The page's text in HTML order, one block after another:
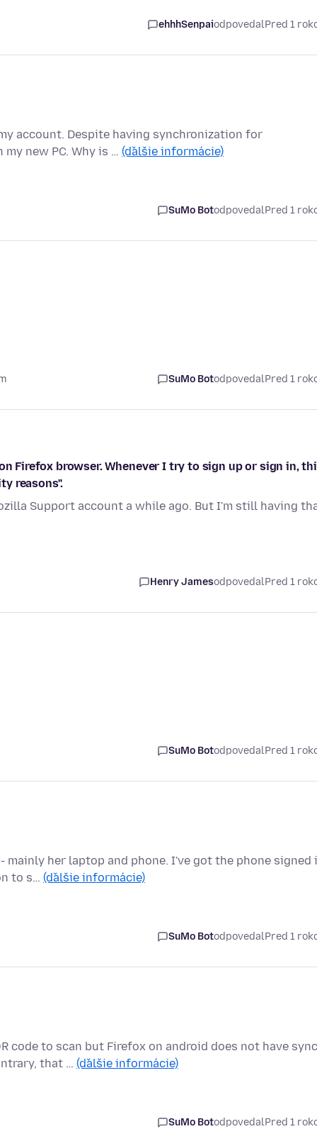
ehhhSenpaiodpovedalPred 1
account. Despite having synchronization for
new PC. Why is … (ďalšie informácie)
SuMo BotodpovedalPred 1
SuMo BotodpovedalPred 1
Firefox browser. Whenever I try to sign up or sign in,
reasons".
Support account a while ago. But I'm still having
Henry JamesodpovedalPred 1
SuMo BotodpovedalPred 1
her laptop and phone. I've got the phone signed
to s… (ďalšie informácie)
SuMo BotodpovedalPred 1
code to scan but Firefox on android does not have sync
that … (ďalšie informácie)
SuMo BotodpovedalPred 1